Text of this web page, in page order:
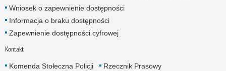
Wniosek o zapewnienie dostępności
Informacja o braku dostępności
Zapewnienie dostępności cyfrowej
Kontakt
Komenda Stołeczna Policji
Rzecznik Prasowy